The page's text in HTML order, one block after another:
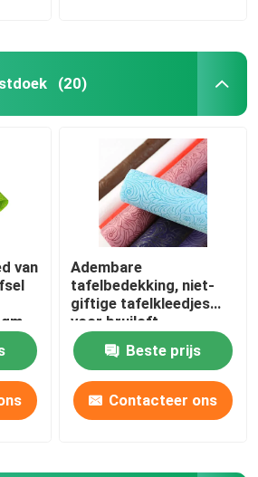
(20)
van
Adembare
tafelbedekking, niet-
giftige tafelkleedjes
voor bruiloft.
Beste prijs
Contacteer ons